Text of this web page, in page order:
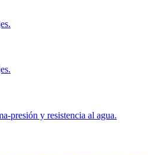
presión y resistencia al agua.